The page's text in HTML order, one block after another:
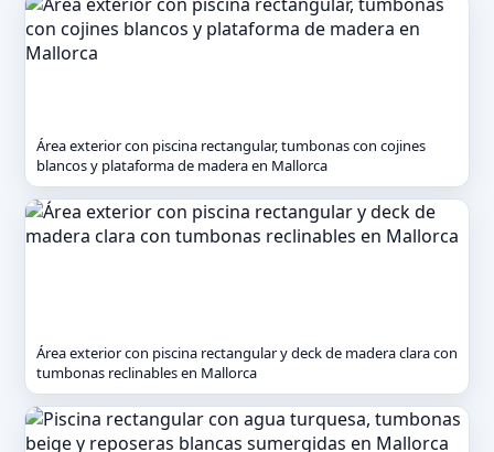
Área exterior con piscina rectangular, tumbonas con cojines
blancos y plataforma de madera en Mallorca
Área exterior con piscina rectangular y deck de madera clara con
tumbonas reclinables en Mallorca